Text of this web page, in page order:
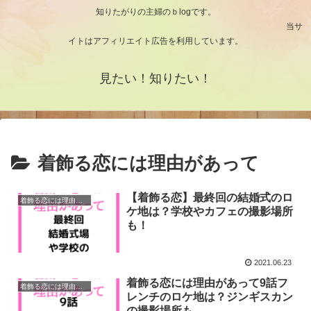
知りたがりの主婦のｂlogです。
当サ
イトはアフィリエイト広告を利用しています。
見たい！知りたい！
着飾る恋には理由があって
着飾る恋には理由があって
【着飾る恋】最終回の結婚式のロ
ケ地は？学校やカフェの撮影場所
も！
2021.06.23
着飾る恋には理由があって
着飾る恋には理由があって9話フ
レンチのロケ地は？ジンギスカン